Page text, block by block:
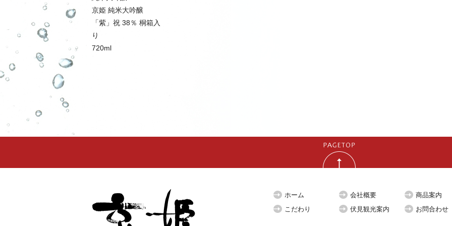
京姫 純米大吟醸
「紫」祝 38％ 桐箱入
り
720ml
ホーム 会社概要
商品案内
こだわり
伏見観光案内 お問合わせ